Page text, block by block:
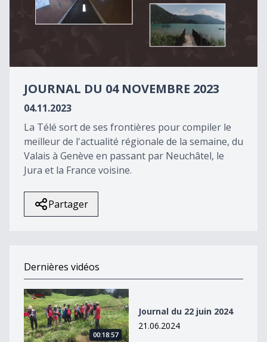
seconds
JOURNAL DU 04 NOVEMBRE 2023
04.11.2023
La Télé sort de ses frontières pour compiler le
meilleur de l'actualité régionale de la semaine, du
Valais à Genève en passant par Neuchâtel, le
Jura et la France voisine.
Partager
Dernières vidéos
Journal du 22 juin 2024
00:18:57
Journal du 22 juin 2024
21.06.2024